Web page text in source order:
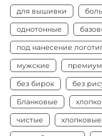
Цвет Серый
Плотность 155-160 г/
Под нанесение Да
для вышивки
однотонные
под нанесение
мужские
премиум
без бирок
без
Бланковые
чистые